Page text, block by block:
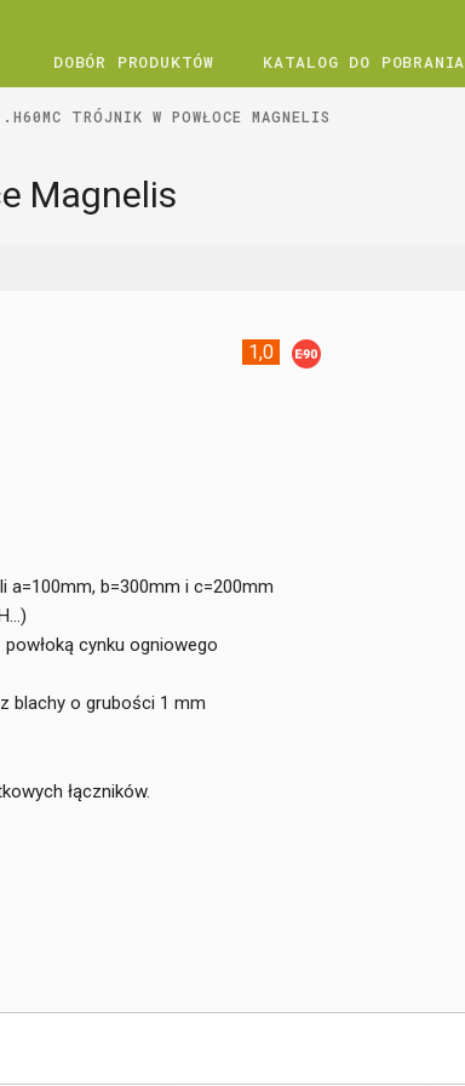
DOBÓR PRODUKTÓW KATALOG DO POBRANIA
TRÓJNIK W POWŁOCE MAGNELIS
Magnelis
1,0
a=100mm, b=300mm i c=200mm
cynku ogniowego
blachy o grubości 1 mm
łączników.